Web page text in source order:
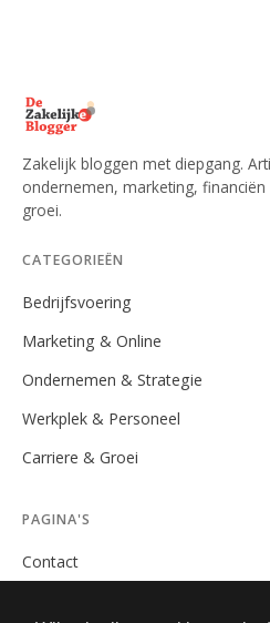
Zakelijk bloggen met diepgang.
ondernemen, marketing,
groei.
CATEGORIEËN
Bedrijfsvoering
Marketing & Online
Ondernemen & Strategie
Werkplek & Personeel
Carriere & Groei
PAGINA'S
Contact